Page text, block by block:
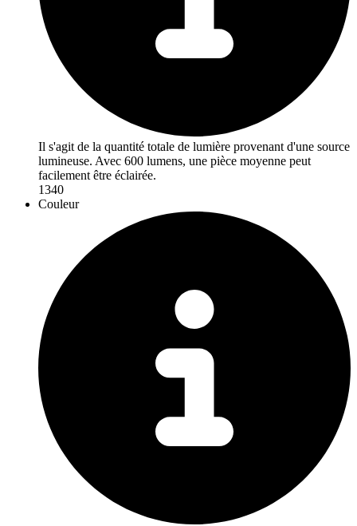
Il s'agit de la quantité totale de lumière provenant d'une source
lumineuse. Avec 600 lumens, une pièce moyenne peut
facilement être éclairée.
1340
Couleur